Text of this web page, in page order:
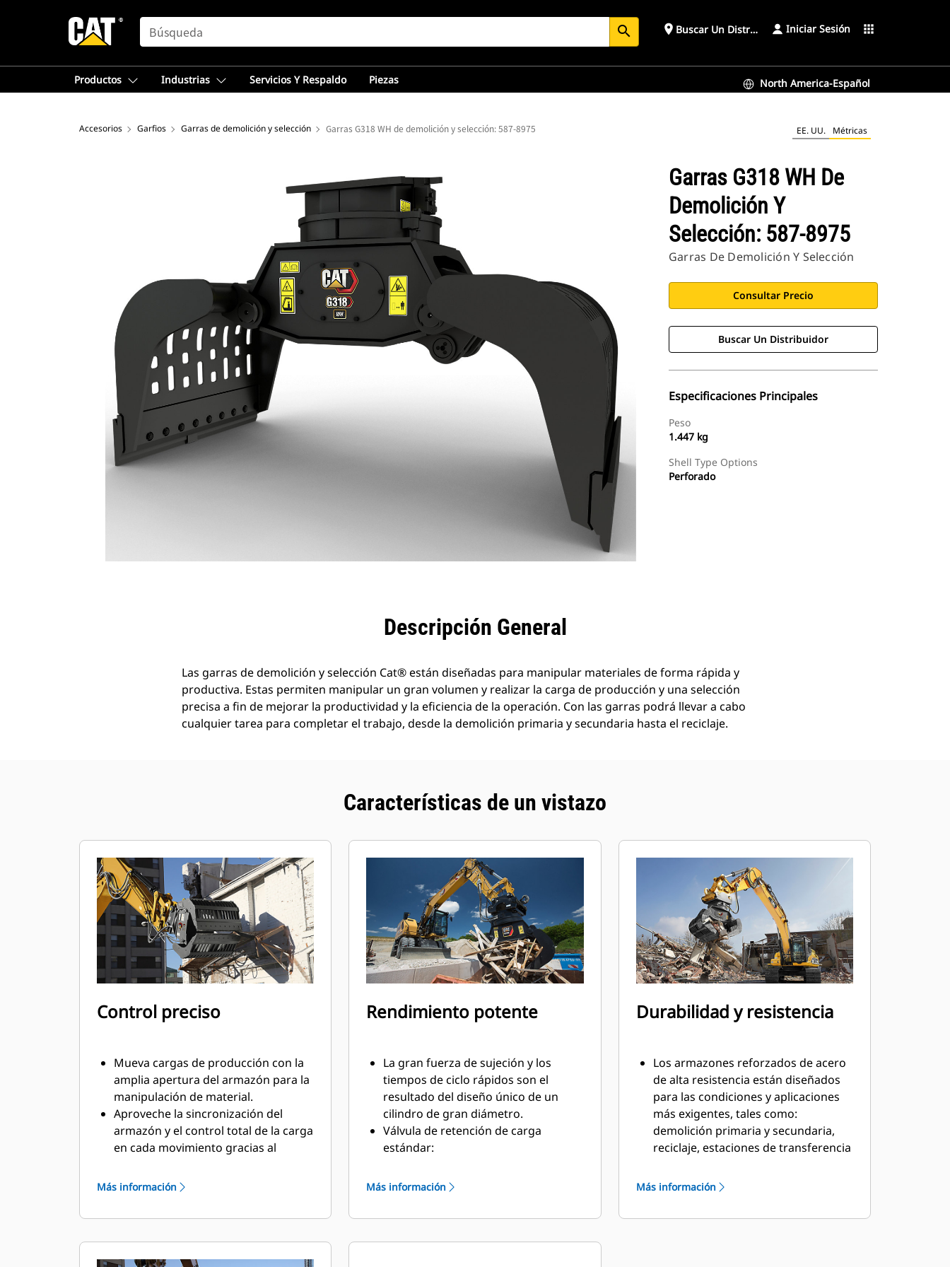
SEARCH search place Buscar Un Distribuidor Iniciar Sesión apps
Productos Industrias Servicios Y Respaldo Piezas North America-Español
Accesorios Garfios Garras de demolición y selección Garras G318 WH de demolición y selección: 587-8975 EE. UU. Métricas
Garras G318 WH De
Demolición Y
Selección: 587-8975
Garras De Demolición Y Selección
Consultar Precio
Buscar Un Distribuidor
Especificaciones Principales
Peso
1.447 kg
Shell Type Options
Perforado
Descripción General
Las garras de demolición y selección Cat® están diseñadas para manipular materiales de forma rápida y
productiva. Estas permiten manipular un gran volumen y realizar la carga de producción y una selección
precisa a fin de mejorar la productividad y la eficiencia de la operación. Con las garras podrá llevar a cabo
cualquier tarea para completar el trabajo, desde la demolición primaria y secundaria hasta el reciclaje.
Características de un vistazo
Control preciso
Mueva cargas de producción con la
amplia apertura del armazón para la
manipulación de material.
Aproveche la sincronización del
armazón y el control total de la carga
en cada movimiento gracias al
Mantenga el agarre en cargas
materiales pequeños con topes de
Más información
Rendimiento potente
La gran fuerza de sujeción y los
tiempos de ciclo rápidos son el
resultado del diseño único de un
cilindro de gran diámetro.
Válvula de retención de carga
estándar:
paredes de los contenedores. El
deja un espacio libre entre la cuchilla
Más información
Durabilidad y resistencia
Los armazones reforzados de acero
de alta resistencia están diseñados
para las condiciones y aplicaciones
más exigentes, tales como:
demolición primaria y secundaria,
reciclaje, estaciones de transferencia
árboles, construcción de muros de
El material se llena y fluye de manera
Más información